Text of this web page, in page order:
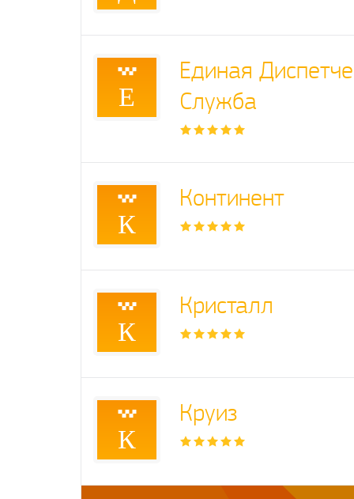
Е
Единая
Служба
К
Континент
К
Кристалл
К
Круиз